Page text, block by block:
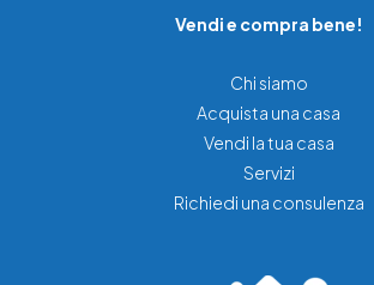
Vendi e compra bene!
Chi siamo
Acquista una casa
Vendi la tua casa
Servizi
Richiedi una consulenza